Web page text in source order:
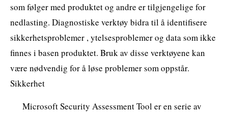
som følger med produktet og andre er tilgjengelige for
nedlasting. Diagnostiske verktøy bidra til å identifisere
sikkerhetsproblemer , ytelsesproblemer og data som ikke
finnes i basen produktet. Bruk av disse verktøyene kan
være nødvendig for å løse problemer som oppstår.
Sikkerhet
Microsoft Security Assessment Tool er en serie av